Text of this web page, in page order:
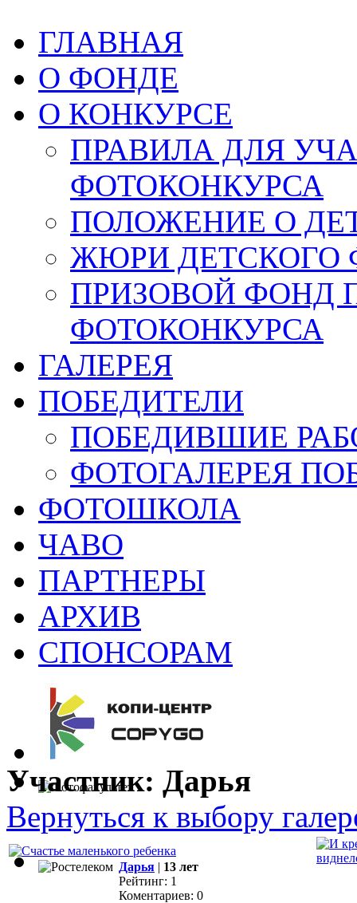
ГЛАВНАЯ
О ФОНДЕ
О КОНКУРСЕ
ПРАВИЛА ДЛЯ
ФОТОКОНКУРСА
ПОЛОЖЕНИЕ О
ЖЮРИ ДЕТСКОГО
ПРИЗОВОЙ ФОНД
ФОТОКОНКУРСА
ГАЛЕРЕЯ
ПОБЕДИТЕЛИ
ПОБЕДИВШИЕ
ФОТОГАЛЕРЕЯ
ФОТОШКОЛА
ЧАВО
ПАРТНЕРЫ
АРХИВ
СПОНСОРАМ
Участник: Дарья
Вернуться к выбору
Дарья | 13 лет
Рейтинг: 1
Коментариев: 0